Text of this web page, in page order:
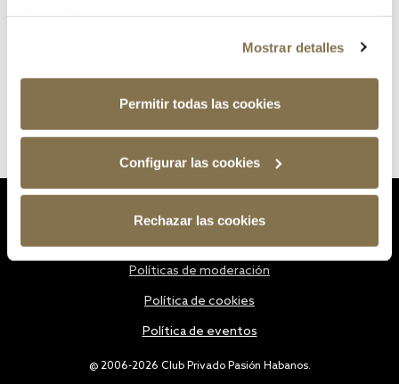
Mostrar detalles
Permitir todas las cookies
Configurar las cookies
Rechazar las cookies
@ 2006-2026 Club Privado Pasión Habanos.
Políticas de moderación
Política de cookies
Política de eventos